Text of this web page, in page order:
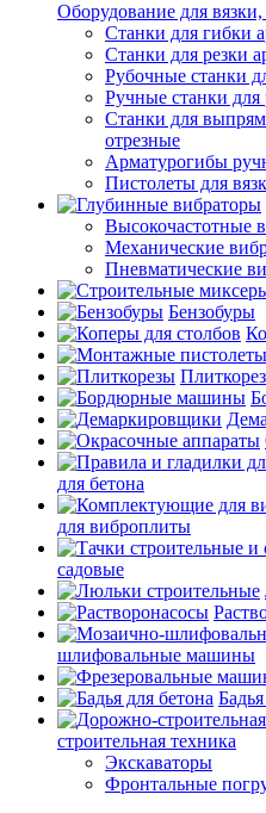
Оборудование для
Станки для гибки
Станки для резки
Рубочные станки
Ручные станки для
Станки для
отрезные
Арматурогибы
Пистолеты для
Высокочастотные
Механические
Пневматические
Бензобуры
для бетона
для виброплиты
садовые
шлифовальные машины
строительная техника
Экскаваторы
Фронтальные